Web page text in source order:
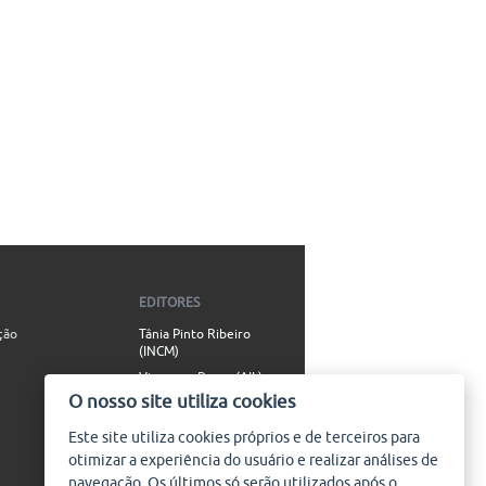
EDITORES
Tânia Pinto Ribeiro
(INCM)
Vincenzo Russo (AIL)
Simão Valente (AIL)
CONTACTO
info@plataforma9.com
O nosso site utiliza cookies
Este site utilizacookies próprios e de terceiros para
otimizar a experiência do usuário e realizar análises de